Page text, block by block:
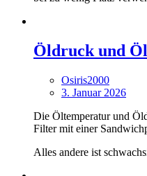
Öldruck und
Osiris2000
3. Januar 2026
Die Öltemperatur und
Filter mit einer
Alles andere ist